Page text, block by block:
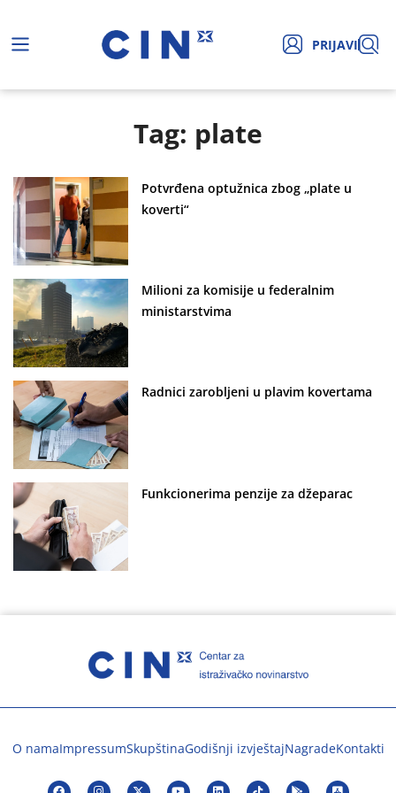
PRIJAVI
Tag: plate
Potvrđena optužnica zbog „plate u
koverti“
Milioni za komisije u federalnim
ministarstvima
Radnici zarobljeni u plavim kovertama
Funkcionerima penzije za džeparac
O namaImpressumSkupštinaGodišnji izvještajNagradeKontakti